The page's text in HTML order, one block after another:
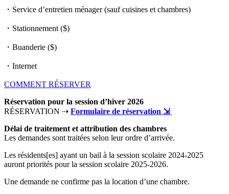
・Service d’entretien ménager (sauf cuisines et chambres)
・Stationnement ($)
・Buanderie ($)
・Internet
COMMENT RÉSERVER
Réservation pour la session d’hiver 2026
RÉSERVATION ⇢ Formulaire de réservation ⇲
Délai de traitement et attribution des chambres
Les demandes sont traitées selon leur ordre d’arrivée.
Les résidents[es] ayant un bail à la session scolaire 2024-2025
auront priorités pour la session scolaire 2025-2026.
Une demande ne confirme pas la location d’une chambre.